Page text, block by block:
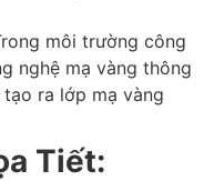
môi trường công
nghệ mạ vàng thông
ra lớp mạ vàng
Tiết: